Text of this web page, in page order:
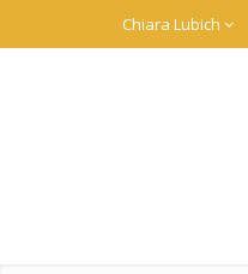
Chiara Lubich